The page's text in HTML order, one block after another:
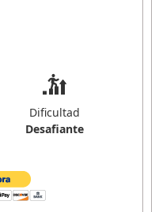
Dificultad
Desafiante